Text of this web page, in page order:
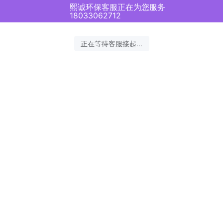
熙诚环保客服正在为您服务
18033062712
正在等待客服接起...